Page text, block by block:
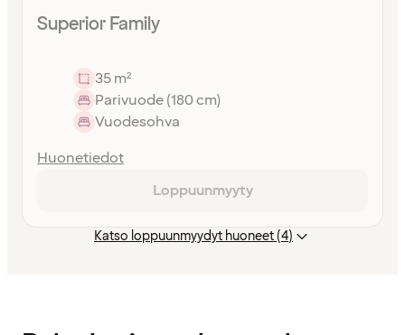
Superior Family
35 m²
Parivuode (180 cm)
Vuodesohva
Huonetiedot
Loppuunmyyty
Katso loppuunmyydyt huoneet (4)